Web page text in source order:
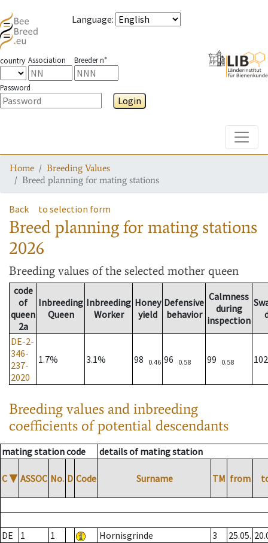
Language:
country Association Breeder n°
Password
Login
Home
Breeding Values
Breed planning for mating stations
Back to selection form
Breed planning for mating stations
2026
Breeding values of the selected mother queen
code
of
queen
2a
Inbreeding
Queen
Inbreeding
Worker
Honey
yield
Defensive
behavior
Calmness
during
inspection
DE-2-
346-
237-
2020
1.7% 3.1% 98 0.46 96 0.58 99 0.58
Breeding values and inbreeding
coefficients of potential descendants
mating station code details of mating station
C ▼ ASSOC No. D Code Surname TM from
DE 1 1 Hornisgrinde 3 25.05.